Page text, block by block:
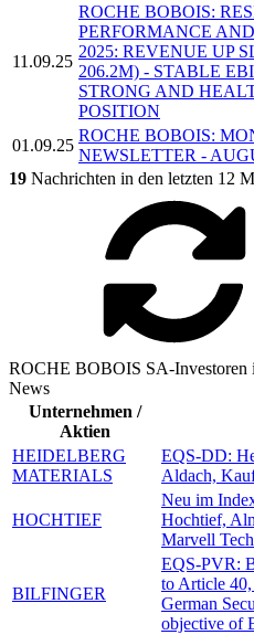
11.09.25
ROCHE BOBOIS:
PERFORMANCE
2025: REVENUE UP
206.2M) - STABLE
STRONG AND
POSITION
01.09.25
ROCHE BOBOIS:
NEWSLETTER -
19 Nachrichten in den letzten 12
ROCHE BOBOIS SA-Investoren
News
Unternehmen /
Aktien
HEIDELBERG
MATERIALS
EQS-DD:
Aldach,
HOCHTIEF
Neu im
Hochtief,
Marvell
BILFINGER
EQS-PVR:
to Article
German
objective of